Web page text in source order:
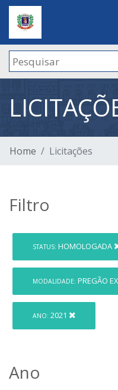
Home Licitações
Filtro
STATUS: HOMOLOGADA
MODALIDADE: PREGÃO
ANO: 2021
Ano